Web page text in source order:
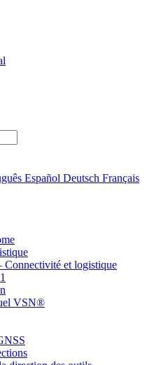
Español Deutsch Français
Connectivité et logistique
VSN®